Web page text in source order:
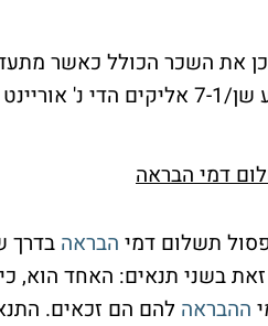
את השכר הכולל כאשר
למשל כאשר מתעדכן תעריף יום הבראה [דבע שן/
דמי הבראה
תשלום דמי הבראה בדרך
בשני תנאים: האחד הוא,
ההבראה להם הם זכאים.